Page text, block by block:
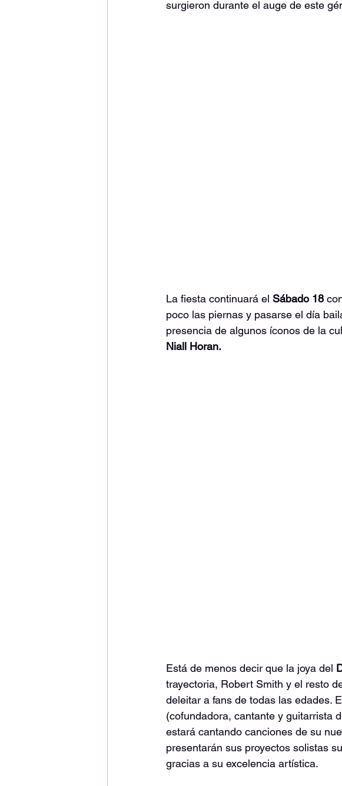
surgieron durante el auge de este
La fiesta continuará el Sábado 18
poco las piernas y pasarse el día
presencia de algunos íconos de la
Niall Horan.
Está de menos decir que la joya del
trayectoria, Robert Smith y el resto
deleitar a fans de todas las edades.
(cofundadora, cantante y guitarrista
estará cantando canciones de su
presentarán sus proyectos solistas
gracias a su excelencia artística.